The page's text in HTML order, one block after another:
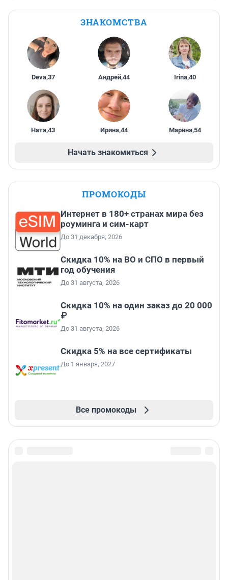
ЗНАКОМСТВА
Deva,37 Андрей,44 Irina,40
Ната,43 Ирина,44 Марина,54
Начать знакомиться
ПРОМОКОДЫ
Интернет в 180+ странах мира без
роуминга и сим-карт
До 31 декабря, 2026
Скидка 10% на ВО и СПО в первый
год обучения
До 31 августа, 2026
Скидка 10% на один заказ до 20 000
₽
До 31 августа, 2026
Скидка 5% на все сертификаты
До 1 января, 2027
Все промокоды